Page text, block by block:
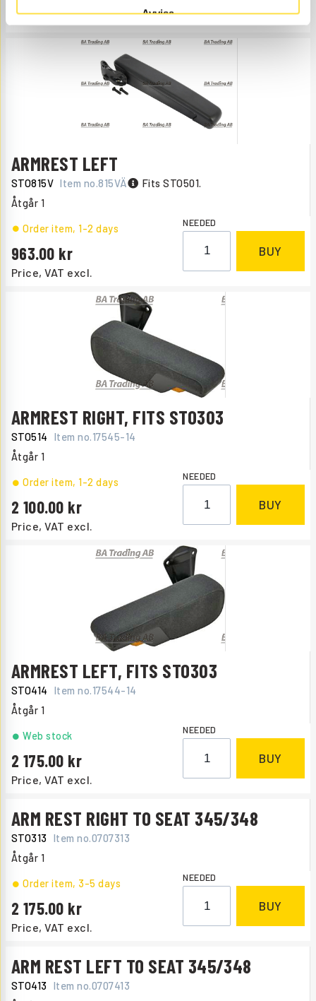
Avvisa
Price, VAT excl.
ARMREST LEFT
STO815V Item no.815VÄ Fits STO501.
Åtgår 1
Price, VAT excl.
963.00
Order item, 1-2 days NEEDED
BUY
ARMREST RIGHT, FITS STO303
STO514 Item no.17545-14
Åtgår 1
Price, VAT excl.
2 100.00
Order item, 1-2 days NEEDED
BUY
ARMREST LEFT, FITS STO303
STO414 Item no.17544-14
Åtgår 1
Price, VAT excl.
2 175.00
Web stock NEEDED
BUY
ARM REST RIGHT TO SEAT 345/348
STO313 Item no.0707313
Åtgår 1
Price, VAT excl.
2 175.00
Order item, 3-5 days NEEDED
BUY
ARM REST LEFT TO SEAT 345/348
STO413 Item no.0707413